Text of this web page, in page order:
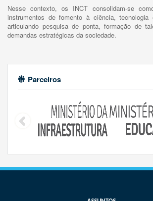
Nesse contexto, os INCT consolidam-se
instrumentos de fomento à ciência,
articulando pesquisa de ponta, formação de
demandas estratégicas da sociedade.
Parceiros